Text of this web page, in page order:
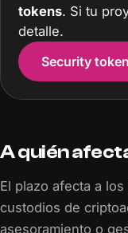
tokens. Si tu
detalle.
Security
A quién
El plazo afecta a los
custodios de
asesoramiento o